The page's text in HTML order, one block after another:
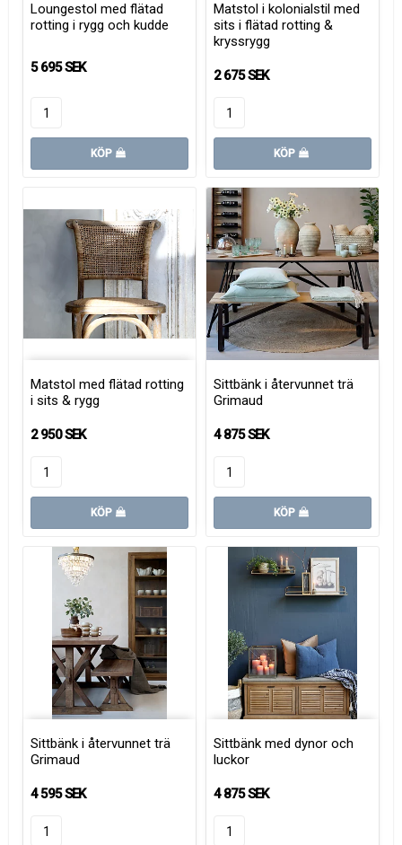
Loungestol med flätad
rotting i rygg och kudde
5 695 SEK
KÖP
Matstol i kolonialstil med
sits i flätad rotting &
kryssrygg
2 675 SEK
KÖP
Matstol med flätad rotting
i sits & rygg
2 950 SEK
KÖP
Sittbänk i återvunnet trä
Grimaud
4 875 SEK
KÖP
Sittbänk i återvunnet trä
Grimaud
4 595 SEK
Sittbänk med dynor och
luckor
4 875 SEK